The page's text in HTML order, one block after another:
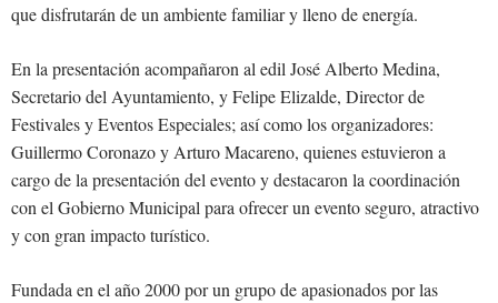
que disfrutarán de un ambiente familiar y lleno de energía.
En la presentación acompañaron al edil José Alberto Medina,
Secretario del Ayuntamiento, y Felipe Elizalde, Director de
Festivales y Eventos Especiales; así como los organizadores:
Guillermo Coronazo y Arturo Macareno, quienes estuvieron a
cargo de la presentación del evento y destacaron la coordinación
con el Gobierno Municipal para ofrecer un evento seguro, atractivo
y con gran impacto turístico.
Fundada en el año 2000 por un grupo de apasionados por las